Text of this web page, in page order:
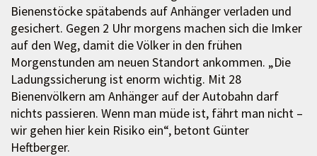
Bienenstöcke spätabends auf Anhänger verladen und
gesichert. Gegen 2 Uhr morgens machen sich die Imker
auf den Weg, damit die Völker in den frühen
Morgenstunden am neuen Standort ankommen. „Die
Ladungssicherung ist enorm wichtig. Mit 28
Bienenvölkern am Anhänger auf der Autobahn darf
nichts passieren. Wenn man müde ist, fährt man nicht –
wir gehen hier kein Risiko ein“, betont Günter
Heftberger.